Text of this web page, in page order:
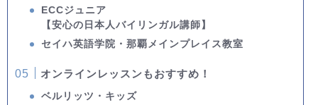
ECCジュニア
【安心の日本人バイリンガル講師】
セイハ英語学院・那覇メインプレイス教室
オンラインレッスンもおすすめ！
ベルリッツ・キッズ